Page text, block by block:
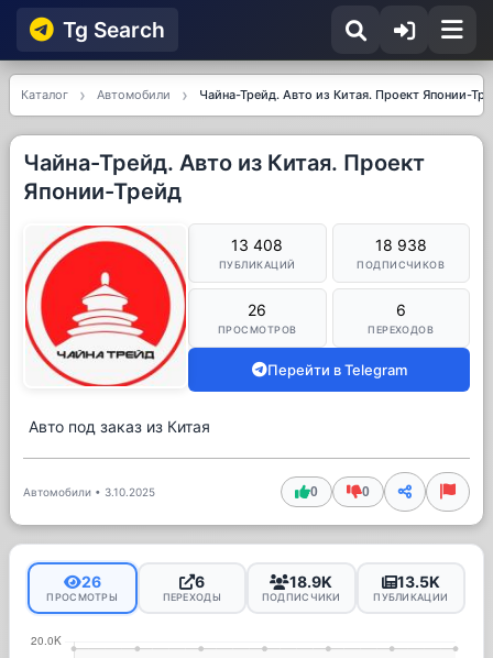
Tg Searсh
Каталог Автомобили Чайна-Трейд. Авто из Китая. Проект Японии-
Чайна-Трейд. Авто из Китая. Проект
Японии-Трейд
13 408
ПУБЛИКАЦИЙ
18 938
ПОДПИСЧИКОВ
26
ПРОСМОТРОВ
6
ПЕРЕХОДОВ
Перейти в Telegram
Авто под заказ из Китая
Автомобили • 3.10.2025 0 0
26
ПРОСМОТРЫ
6
ПЕРЕХОДЫ
18.9K
ПОДПИСЧИКИ
13.5K
ПУБЛИКАЦИИ